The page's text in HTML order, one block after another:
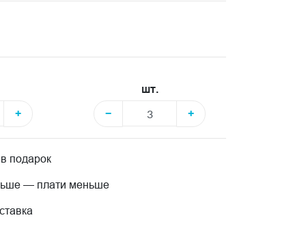
+
шт.
−
+
подарок
— плати меньше